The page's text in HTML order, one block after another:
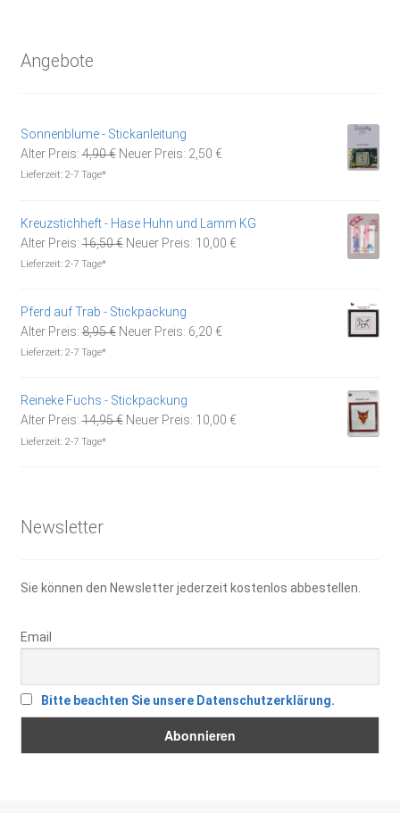
Angebote
Sonnenblume - Stickanleitung
Alter Preis: 4,90€ Ursprünglicher
Neuer Preis: 2,50 €Aktueller
Lieferzeit: 2-7 Tage*
Kreuzstichheft - Hase Huhn und Lamm KG
Alter Preis: 16,50€ Ursprünglicher
Neuer Preis: 10,00 €Aktueller
Lieferzeit: 2-7 Tage*
Pferd auf Trab - Stickpackung
Alter Preis: 8,95€ Ursprünglicher
Neuer Preis: 6,20 €Aktueller
Lieferzeit: 2-7 Tage*
Reineke Fuchs - Stickpackung
Alter Preis: 14,95€ Ursprünglicher
Neuer Preis: 10,00 €Aktueller
Lieferzeit: 2-7 Tage*
Newsletter
Sie können den Newsletter jederzeit kostenlos abbestellen.
Email
Bitte beachten Sie unsere Datenschutzerklärung.